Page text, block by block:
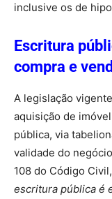
inclusive os de
Escritura
compra e
A legislação
aquisição de
pública, via
validade do
108 do Código Civil,
escritura pública é